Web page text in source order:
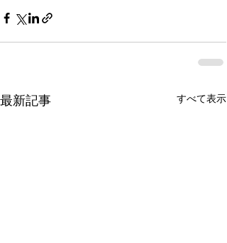
最新記事 すべて表示